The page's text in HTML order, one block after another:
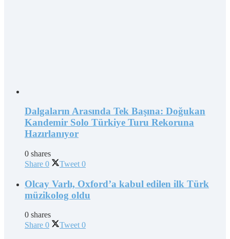
Dalgaların Arasında Tek Başına: Doğukan
Kandemir Solo Türkiye Turu Rekoruna
Hazırlanıyor
0 shares
Share 0 Tweet 0
Olcay Varlı, Oxford’a kabul edilen ilk Türk
müzikolog oldu
0 shares
Share 0 Tweet 0